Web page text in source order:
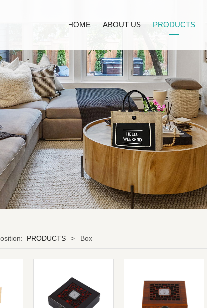
HOME ABOUT US PRODUCTS
PRODUCTS > Box